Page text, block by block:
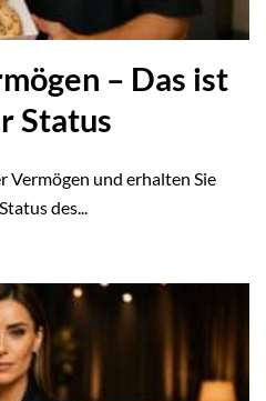
– Das ist
Status
Vermögen und erhalten Sie
des...